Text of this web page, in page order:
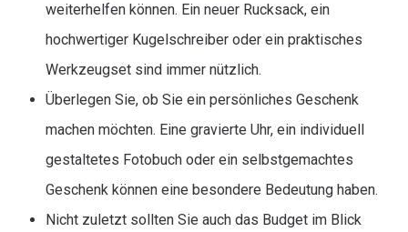
weiterhelfen können. Ein neuer Rucksack, ein
hochwertiger Kugelschreiber oder ein praktisches
Werkzeugset sind immer nützlich.
Überlegen Sie, ob Sie ein persönliches Geschenk
machen möchten. Eine gravierte Uhr, ein individuell
gestaltetes Fotobuch oder ein selbstgemachtes
Geschenk können eine besondere Bedeutung haben.
Nicht zuletzt sollten Sie auch das Budget im Blick